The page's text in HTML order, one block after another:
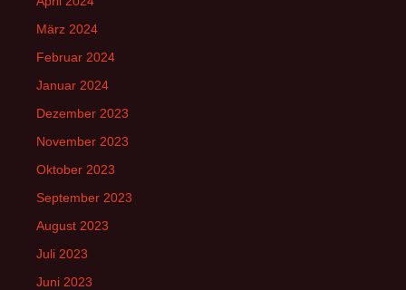
März 2024
Februar 2024
Januar 2024
Dezember 2023
November 2023
Oktober 2023
September 2023
August 2023
Juli 2023
Juni 2023